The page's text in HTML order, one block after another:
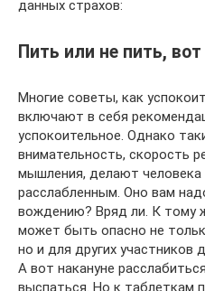
данных страхов:
Пить или не пить,
Многие советы, как
включают в себя
успокоительное. Однако
внимательность, скорость
мышления, делают человека
расслабленным. Оно вам
вождению? Вряд ли. К тому
может быть опасно не
но и для других участников
А вот накануне
выспаться. Но к таблеткам